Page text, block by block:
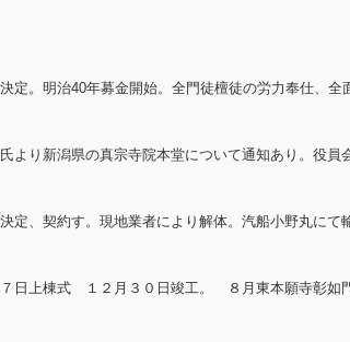
定。明治40年募金開始。全門徒檀徒の労力奉仕、全
り新潟県の真宗寺院本堂について通知あり。役員
定、契約す。現地業者により解体。汽船小野丸にて
上棟式 １２月３０日竣工。 ８月東本願寺彰如門